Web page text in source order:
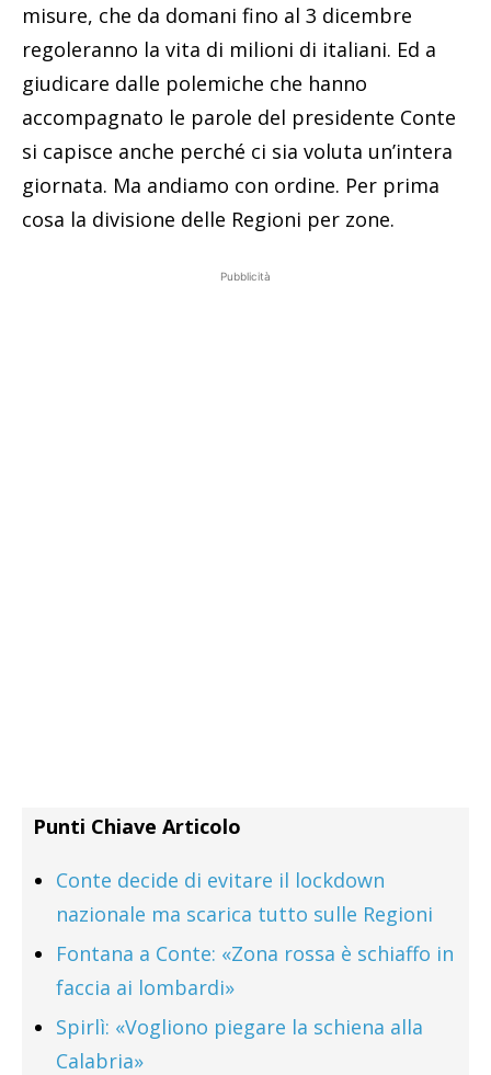
misure, che da domani fino al 3 dicembre
regoleranno la vita di milioni di italiani. Ed a
giudicare dalle polemiche che hanno
accompagnato le parole del presidente Conte
si capisce anche perché ci sia voluta un’intera
giornata. Ma andiamo con ordine. Per prima
cosa la divisione delle Regioni per zone.
Pubblicità
Punti Chiave Articolo
Conte decide di evitare il lockdown
nazionale ma scarica tutto sulle Regioni
Fontana a Conte: «Zona rossa è schiaffo in
faccia ai lombardi»
Spirlì: «Vogliono piegare la schiena alla
Calabria»